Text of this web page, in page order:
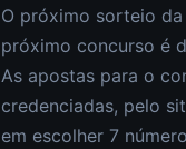
O próximo sorteio da
próximo concurso é
As apostas para o
credenciadas, pelo
em escolher 7